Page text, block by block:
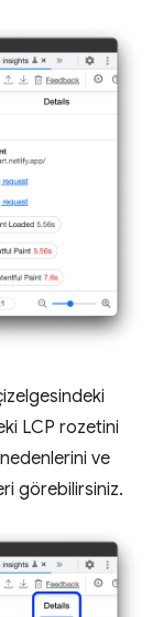
LCP rozetini
ve
görebilirsiniz.